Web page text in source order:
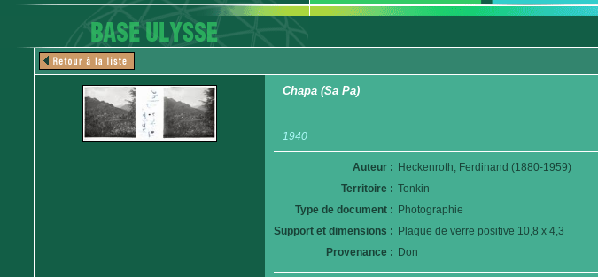
Chapa (Sa Pa)
1940
Auteur : Heckenroth, Ferdinand (1880-1959)
Territoire : Tonkin
Type de document : Photographie
Support et dimensions : Plaque de verre positive 10,8 x 4,3
Provenance : Don